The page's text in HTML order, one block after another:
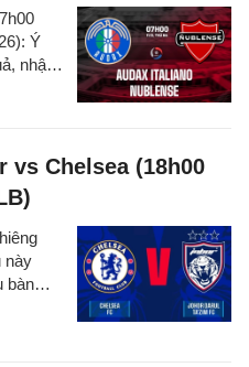
Ý
nhận
chi
vs Chelsea (18h00
này
bàn